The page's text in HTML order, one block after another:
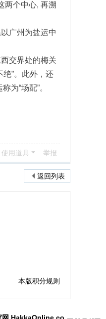
两个中心, 再溯
广州为盐运中
交界处的梅关
”。此外，还
为“场配”。
使用道具 举报
返回列表
本版积分规则